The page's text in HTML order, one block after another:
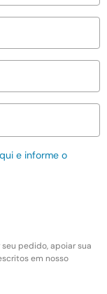
e informe o
pedido, apoiar sua
em nosso